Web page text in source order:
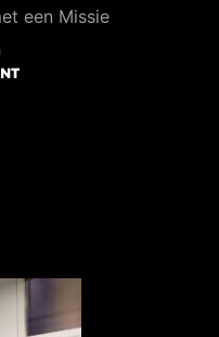
een Missie